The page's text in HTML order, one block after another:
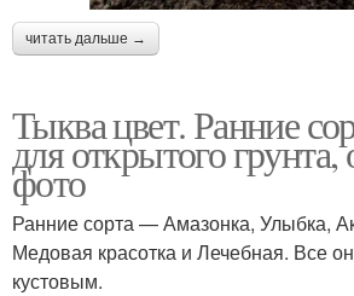
читать дальше →
Тыква цвет. Ранние
для открытого грунта,
фото
Ранние сорта — Амазонка, Улыбка,
Медовая красотка и Лечебная. Все
кустовым.